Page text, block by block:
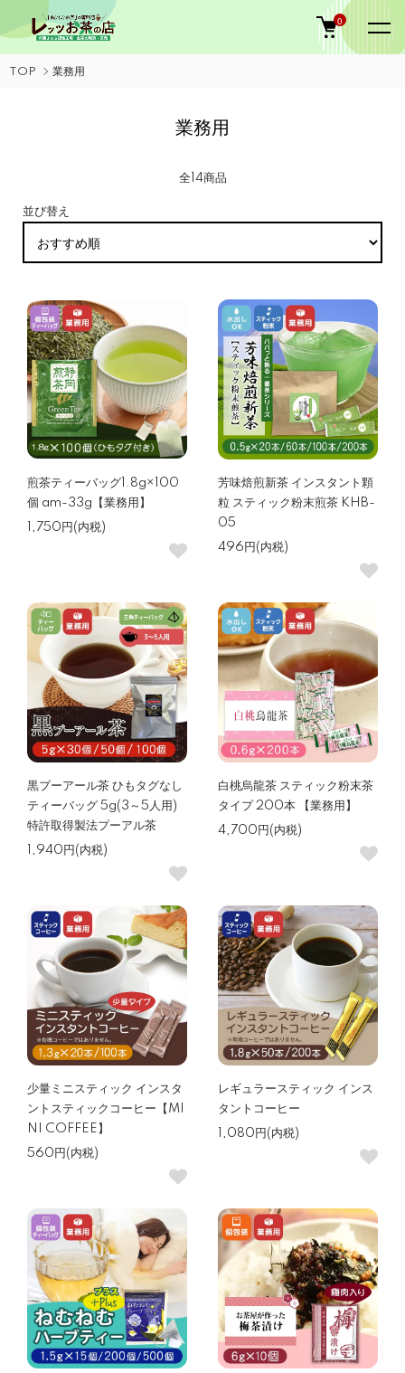
0
TOP 業務用
業務用
全14商品
並び替え
煎茶ティーバッグ1.8g×100
個 am-33g【業務用】
1,750円(内税)
芳味焙煎新茶 インスタント顆
粒 スティック粉末煎茶 KHB-
05
496円(内税)
黒プーアール茶 ひもタグなし
ティーバッグ 5g(3～5人用)
特許取得製法プーアル茶
1,940円(内税)
白桃烏龍茶 スティック粉末茶
タイプ 200本 【業務用】
4,700円(内税)
少量ミニスティック インスタ
ントスティックコーヒー【MI
NI COFFEE】
560円(内税)
レギュラースティック インス
タントコーヒー
1,080円(内税)